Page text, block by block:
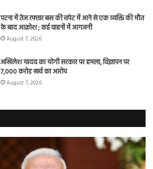
पटना में तेज रफ्तार बस की चपेट में आने से एक व्यक्ति की मौत
के बाद आक्रोश ; कई वाहनों में आगजनी
August 7, 2026
अखिलेश यादव का योगी सरकार पर हमला, विज्ञापन पर
7,000 करोड़ खर्च का आरोप
August 7, 2026